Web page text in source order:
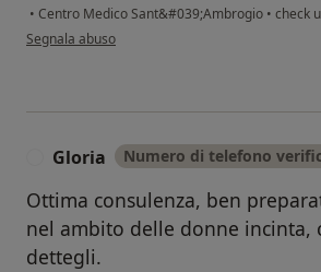
• Centro Medico Sant&#039;Ambrogio • check
secondo l'opinione dell'utente Claudio
Segnala abuso
Gloria Numero di telefono
Ottima consulenza, ben
nel ambito delle donne incinta,
dettegli.